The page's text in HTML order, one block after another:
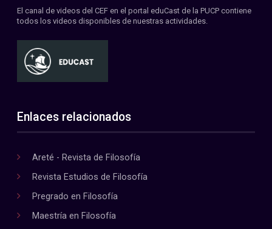
El canal de videos del CEF en el portal eduCast de la PUCP contiene
todos los videos disponibles de nuestras actividades.
Enlaces relacionados
Areté - Revista de Filosofía
Revista Estudios de Filosofía
Pregrado en Filosofía
Maestría en Filosofía